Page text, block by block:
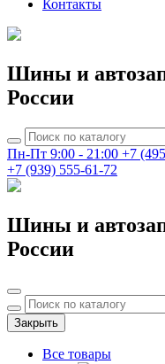
Контакты
Шины и
России
Пн-Пт 9:00 - 21:00 +7
+7 (939) 555-61-72
Шины и
России
Закрыть
Все товары